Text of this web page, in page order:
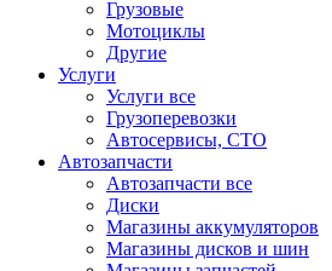
Грузовые
Мотоциклы
Другие
Услуги
Услуги все
Грузоперевозки
Автосервисы, СТО
Автозапчасти
Автозапчасти все
Диски
Магазины аккумуляторов
Магазины дисков и шин